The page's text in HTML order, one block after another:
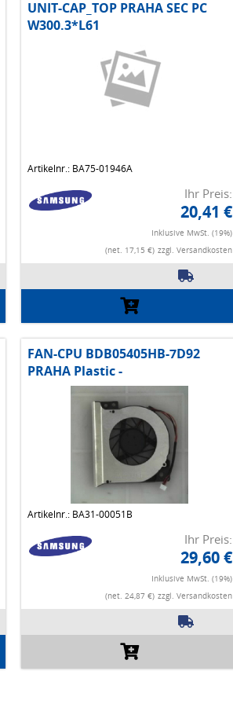
UNIT-CAP_TOP PRAHA SEC PC
W300.3*L61
Artikelnr.: BA75-01946A
Ihr Preis:
20,41 €
Inklusive MwSt. (19%)
(net. 17,15 €) zzgl. Versandkosten
FAN-CPU BDB05405HB-7D92
PRAHA Plastic -
Artikelnr.: BA31-00051B
Ihr Preis:
29,60 €
Inklusive MwSt. (19%)
(net. 24,87 €) zzgl. Versandkosten